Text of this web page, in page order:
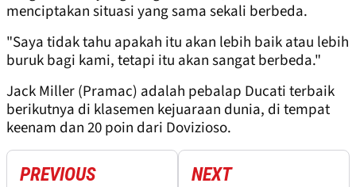
menciptakan situasi yang sama sekali berbeda.
"Saya tidak tahu apakah itu akan lebih baik atau lebih
buruk bagi kami, tetapi itu akan sangat berbeda."
Jack Miller (Pramac) adalah pebalap Ducati terbaik
berikutnya di klasemen kejuaraan dunia, di tempat
keenam dan 20 poin dari Dovizioso.
PREVIOUS NEXT